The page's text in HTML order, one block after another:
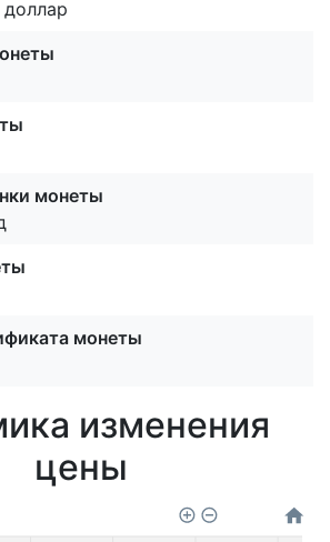
монеты
монеты
изменения
цены